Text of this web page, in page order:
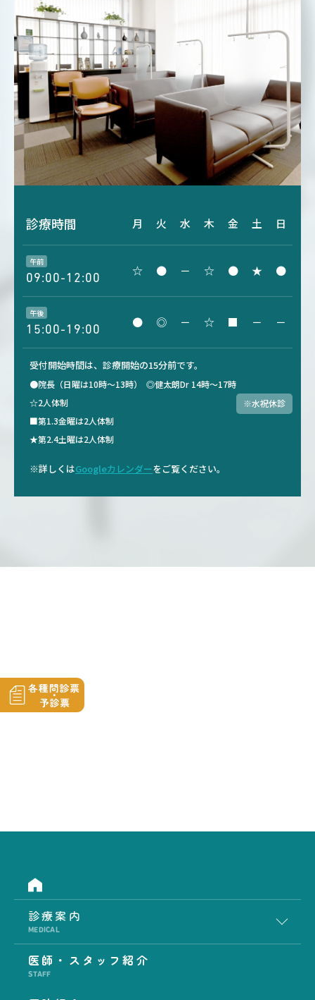
診療時間 月 火 水 木 金 土 日
午前
09:00-12:00
☆ ● － ☆ ● ★ ●
午後
15:00-19:00
● ◎ － ☆ ■ － －
受付開始時間は、診療開始の15分前です。
●院長（日曜は10時～13時） ◎健太朗Dr 14時～17時
☆2人体制
■第1.3金曜は2人体制
★第2.4土曜は2人体制
※水祝休診
※詳しくはGoogleカレンダーをご覧ください。
診療案内
MEDICAL
医師・スタッフ紹介
STAFF